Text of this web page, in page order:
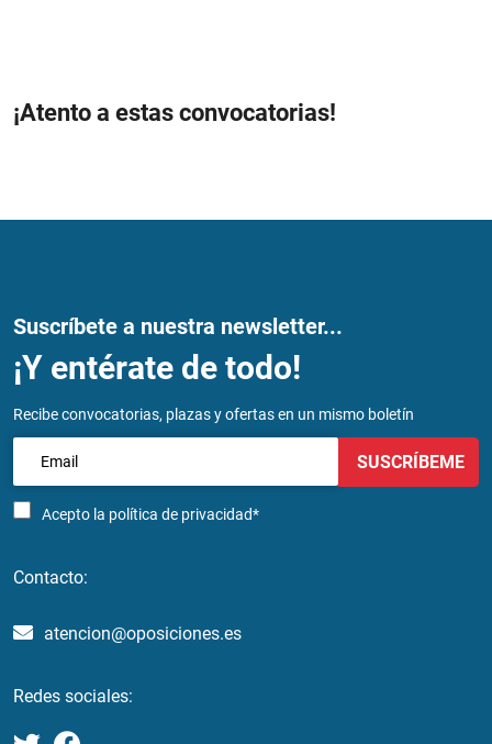
¡Atento a estas convocatorias!
Suscríbete a nuestra newsletter...
¡Y entérate de todo!
Recibe convocatorias, plazas y ofertas en un mismo boletín
Acepto la política de privacidad*
SUSCRÍBEME
Contacto:
atencion@oposiciones.es
Redes sociales: